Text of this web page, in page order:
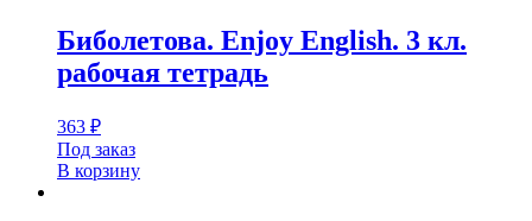
Биболетова. Enjoy English. 3 кл.
рабочая тетрадь
363 ₽
Под заказ
В корзину